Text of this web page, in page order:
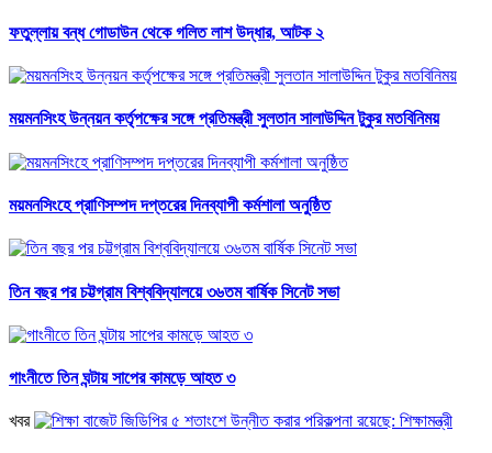
ফতুল্লায় বন্ধ গোডাউন থেকে গলিত লাশ উদ্ধার, আটক ২
ময়মনসিংহ উন্নয়ন কর্তৃপক্ষের সঙ্গে প্রতিমন্ত্রী সুলতান সালাউদ্দিন টুকুর মতবিনিময়
ময়মনসিংহে প্রাণিসম্পদ দপ্তরের দিনব্যাপী কর্মশালা অনুষ্ঠিত
তিন বছর পর চট্টগ্রাম বিশ্ববিদ্যালয়ে ৩৬তম বার্ষিক সিনেট সভা
গাংনীতে তিন ঘন্টায় সাপের কামড়ে আহত ৩
খবর